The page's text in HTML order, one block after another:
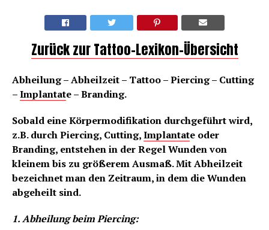
Zurück zur Tattoo-Lexikon-Übersicht
Abheilung – Abheilzeit – Tattoo – Piercing – Cutting
–Implantate – Branding.
Sobald eine Körpermodifikation durchgeführt wird,
z.B. durch Piercing, Cutting,Implantate oder
Branding, entstehen in der Regel Wunden von
kleinem bis zu größerem Ausmaß. Mit Abheilzeit
bezeichnet man den Zeitraum, in dem die Wunden
abgeheilt sind.
1. Abheilung beim Piercing: